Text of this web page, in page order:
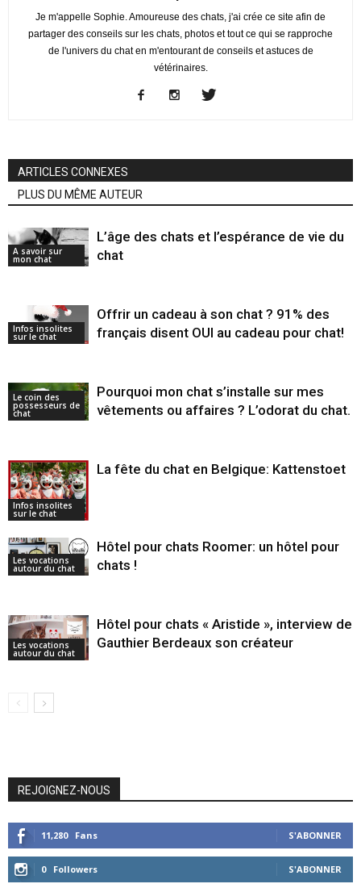
Je m'appelle Sophie. Amoureuse des chats, j'ai crée ce site afin de
partager des conseils sur les chats, photos et tout ce qui se rapproche
de l'univers du chat en m'entourant de conseils et astuces de
vétérinaires.
ARTICLES CONNEXES
PLUS DU MÊME AUTEUR
A savoir sur
mon chat
L’âge des chats et l’espérance de vie du
chat
Infos insolites
sur le chat
Offrir un cadeau à son chat ? 91% des
français disent OUI au cadeau pour chat!
Le coin des
possesseurs de
chat
Pourquoi mon chat s’installe sur mes
vêtements ou affaires ? L’odorat du chat.
Infos insolites
sur le chat
La fête du chat en Belgique: Kattenstoet
Les vocations
autour du chat
Hôtel pour chats Roomer: un hôtel pour
chats !
Les vocations
autour du chat
Hôtel pour chats « Aristide », interview de
Gauthier Berdeaux son créateur
REJOIGNEZ-NOUS
11,280 Fans S'ABONNER
0 Followers S'ABONNER